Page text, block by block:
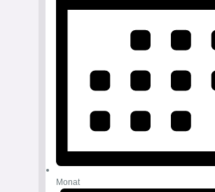
Monat